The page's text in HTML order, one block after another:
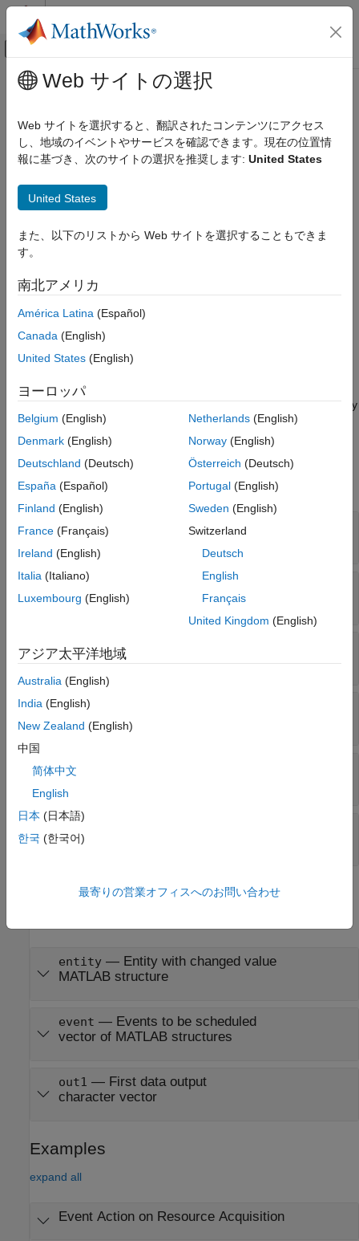
コンテンツへスキップ
オフキャンバス ナビゲーション メ
ドキュメンテーションのホーム
SimEvents
Block Authoring
ON THIS PAGE
Syntax
Input Arguments
Output Arguments
Examples
Version History
メインコンテンツ
resourceAcquired
Class:matlab.DiscreteEventSystem
Namespace:matlab
Event action upon successful resource acquisition
Syntax
storage,...entity,resources,tag,in1,...)
Description
[entity,event,...out1
action for a discrete-event System object™ upon successful
acquisition of a resource. Resource acquisition is successful only
if all of the specified resources are acquired.
Input Arguments
expand all
obj —Discrete-event System object
MATLAB
storage
Storage that the entity resides in
double
entity—Entity that is acquiring the resources
MATLAB structure
resources
MATLAB structure
tag
—
character vector
Output Arguments
entity— Entity with changed value
MATLAB structure
event — Events to be scheduled
vector of MATLAB structures
out1 — First data output
character vector
Examples
expand all
Event Action on Resource Acquisition
Web サイトの選択
Web サイトを選択すると、翻訳されたコンテンツにアクセス
し、地域のイベントやサービスを確認できます。現在の位置情
報に基づき、次のサイトの選択を推奨します: United States
United States
また、以下のリストから Web サイトを選択することもできま
す。
南北アメリカ
América Latina (Español)
Canada (English)
United States (English)
ヨーロッパ
Belgium (English)
Denmark (English)
Deutschland (Deutsch)
España (Español)
Finland (English)
France (Français)
Ireland (English)
Italia (Italiano)
Luxembourg (English)
Netherlands(English)
Norway(English)
Österreich (Deutsch)
Portugal(English)
Sweden (English)
Switzerland
Deutsch
English
Français
United Kingdom (English)
アジア太平洋地域
Australia (English)
India (English)
New Zealand (English)
中国
简体中文
English
日本 (日本語)
한국 (한국어)
最寄りの営業オフィスへのお問い合わせ